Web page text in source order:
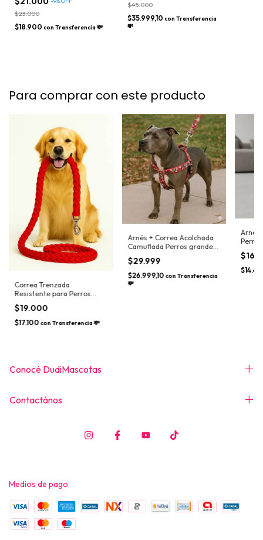
$23.000
$18.900 con Transferencia 💸
$45.000
$35.999,10con Transferencia
💸
Para comprar con este producto
Correa Trenzada
Resistente para Perros
Grandes
$19.000
$17.100 con Transferencia 💸
Arnés + Correa Acolchada
Camuflada Perros grandes
(pitbull)
$29.999
$26.999,10 conTransferencia
💸
Arnés
Conocé DudiMascotas
Contactános
Medios de pago